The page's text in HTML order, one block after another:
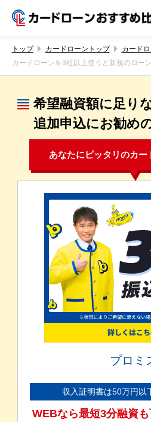
トップ カードローントップ
カード
カードローンを3社以上使うと新規のロー
希望融資額に足り
追加申込にお勧め
あなたにピッタリのカー
プロミ
収入証明書は50万円以
WEBなら最短3分融資